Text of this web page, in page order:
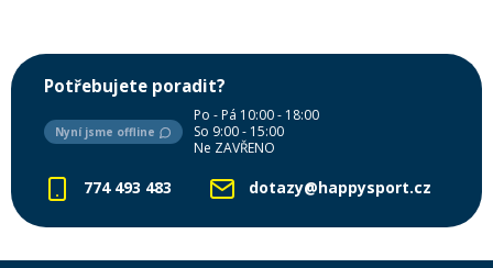
Potřebujete poradit?
Nyní jsme offline
Po - Pá 10:00 - 18:00
So 9:00 - 15:00
Ne ZAVŘENO
774 493 483 dotazy@happysport.cz